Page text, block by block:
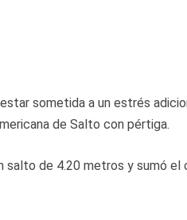
sometida a un estrés
de Salto con pértiga.
salto de 4.20 metros y sumó